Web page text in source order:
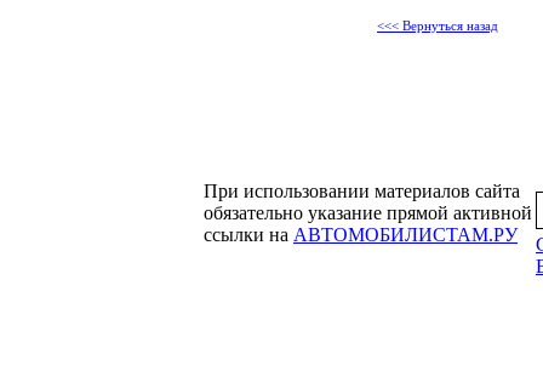
<<< Вернуться назад
При использовании материалов сайта
обязательно указание прямой активной
ссылки на АВТОМОБИЛИСТАМ.РУ